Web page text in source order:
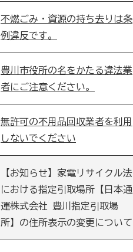
不燃ごみ・資源の持ち去りは条
例違反です。
豊川市役所の名をかたる違法業
者にご注意ください。
無許可の不用品回収業者を利用
しないでください
【お知らせ】家電リサイクル法
における指定引取場所【日本通
運株式会社 豊川指定引取場
所】の住所表示の変更について